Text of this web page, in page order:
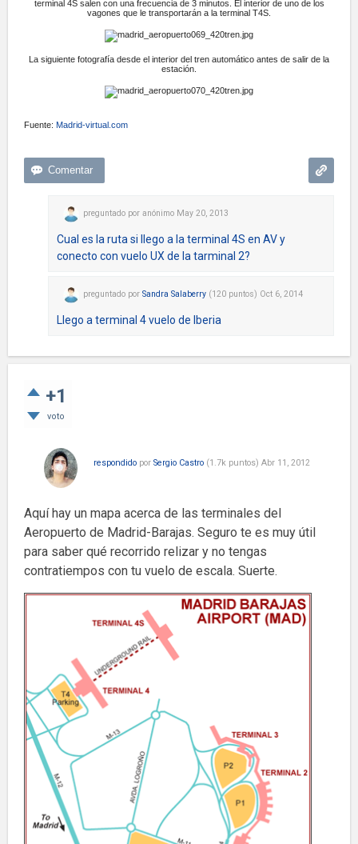
terminal 4S salen con una frecuencia de 3 minutos. El interior de uno de los
vagones que le transportarán a la terminal T4S.
La siguiente fotografía desde el interior del tren automático antes de salir de la
estación.
Fuente: Madrid-virtual.com
preguntado por anónimo May 20, 2013
Cual es la ruta si llego a la terminal 4S en AV y
conecto con vuelo UX de la tarminal 2?
preguntado por Sandra Salaberry (120 puntos) Oct 6, 2014
Llego a terminal 4 vuelo de Iberia
+1
voto
respondido por Sergio Castro (1.7k puntos) Abr 11, 2012
Aquí hay un mapa acerca de las terminales del
Aeropuerto de Madrid-Barajas. Seguro te es muy útil
para saber qué recorrido relizar y no tengas
contratiempos con tu vuelo de escala. Suerte.